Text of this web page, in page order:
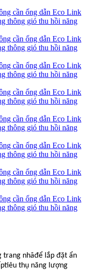
trang nhãđể lắp đặt ẩn
tiêu thụ năng lượng